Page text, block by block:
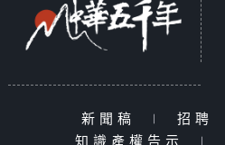
新聞稿 | 招聘
知識產權告示
|